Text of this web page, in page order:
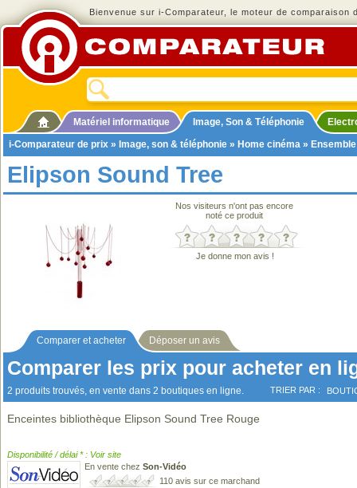
Bienvenue sur i-Comparateur, le moteur de comparaison
Matériel informatique Image, Son & Téléphonie
i-Comparateur de prix » Image, son & téléphonie » Home cinéma »
Elipson Sound Tree
Nos visiteurs n'ont pas encore
noté ce produit
Je donne mon avis !
Comparer et acheter Déposer un avis
Comparer les prix pour acheter en
2 produits trouvés, en vente dans 2 boutiques en ligne. TRIER PAR :
Enceintes bibliothèque Elipson Sound Tree Rouge
Disponibilité / délai * : Voir site
En vente chez Son-Vidéo
110 avis sur ce marchand